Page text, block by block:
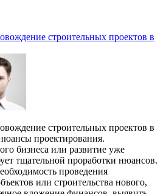
строительных проектов в
строительных проектов в
проектирования.
бизнеса или развитие уже
тщательной проработки нюансов.
проведения
или строительства нового,